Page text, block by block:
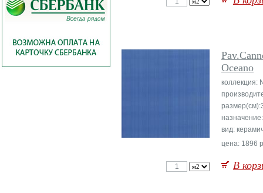
Oceano
коллекция:
вид:
цена: 1896
В